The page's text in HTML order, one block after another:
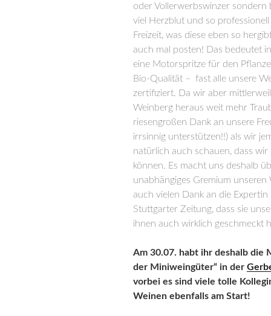
oder Vollerwerbswinzer sondern
viel Herzblut und so
Freizeit, was diese eben so
auch mal posten! Das bedeutet
eine Motorspritze für den
Bio-Qualität – fast alle unsere
zertifiziert. Da wir aber
Weinberg heraus weit mehr
riesengroßen Dank an unsere
irrsinnig unterstützen!!) als wir
natürlich auch schauen, dass
können. Es macht uns deshalb
unabhängiges Gremium
auch vielen Dank an die
Stuttgarter Zeitung, dass sie
ihnen auch wirklich geschmeckt
Am 30.07. habt ihr deshalb die
der Miniweingüter“ in der
vorbei es sind viele tolle
Weinen ebenfalls am Start!